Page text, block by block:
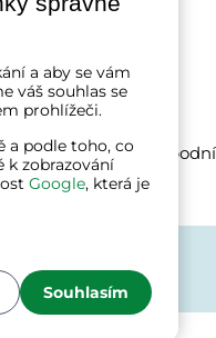
se seshora a ve
a aby se vám
váš souhlas se
prohlížeči.
a podle toho, co
k zobrazování
Google, která je
Souhlasím